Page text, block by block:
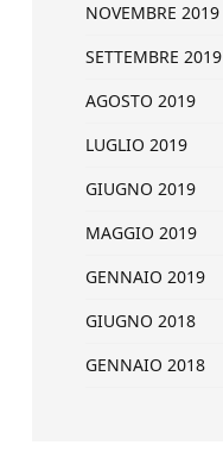
NOVEMBRE 2019
SETTEMBRE 2019
AGOSTO 2019
LUGLIO 2019
GIUGNO 2019
MAGGIO 2019
GENNAIO 2019
GIUGNO 2018
GENNAIO 2018